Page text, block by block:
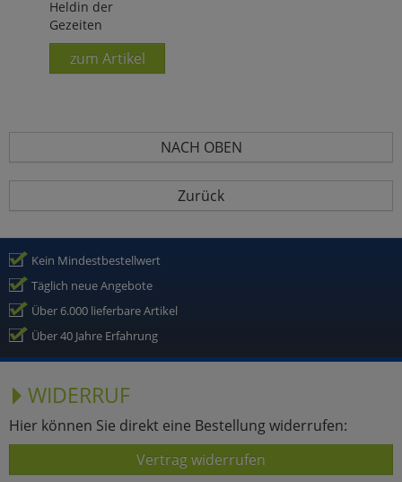
Heldin der
Gezeiten
zum Artikel
NACH OBEN
Zurück
Kein Mindestbestellwert
Täglich neue Angebote
Über 6.000 lieferbare Artikel
Über 40 Jahre Erfahrung
WIDERRUF
Hier können Sie direkt eine Bestellung widerrufen:
Vertrag widerrufen